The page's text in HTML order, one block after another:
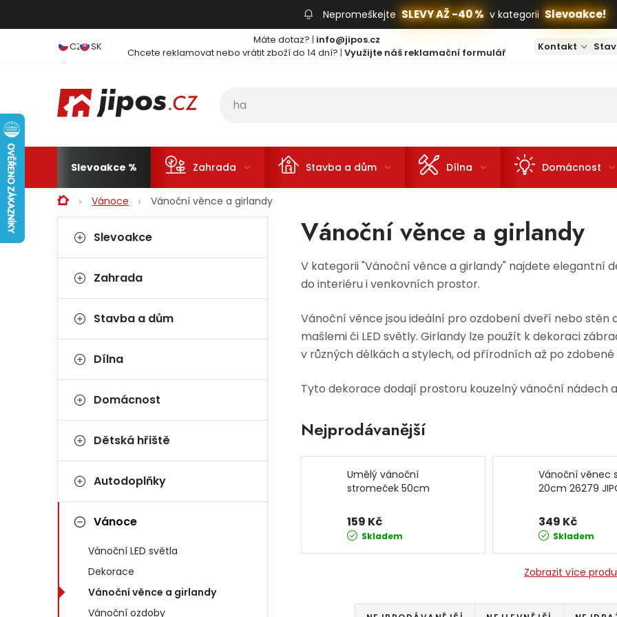
Nepromeškejte SLEVY AŽ -40 % v kategorii Slevoakce!
CZ SK Máte dotaz? | info@jipos.cz
Chcete reklamovat nebo vrátit zboží do 14 dní? | Využijte náš reklamační formulář Kontakt
Slevoakce Zahrada Stavba a dům Dílna Domácnost
DomůVánoce Vánoční věnce a girlandy
Postranní panel
Kategorie
Slevoakce
Zahrada
Stavba a dům
Dílna
Domácnost
Dětská hřiště
Autodoplňky
Vánoce
Vánoční LED světla
Dekorace
Vánoční věnce a girlandy
Vánoční ozdoby
Vánoční věnce a girlandy
V kategorii "Vánoční věnce a girlandy" najdete elegantní
do interiéru i venkovních prostor.
Vánoční věnce jsou ideální pro ozdobení dveří nebo stěn
mašlemi či LED světly. Girlandy lze použít k dekoraci
v různých délkách a stylech, od přírodních až po
Tyto dekorace dodají prostoru kouzelný vánoční nádech
Nejprodávanější
Umělý vánoční
stromeček 50cm
159 Kč
Skladem
Vánoční věnec s
20cm 26279
349 Kč
Skladem
Zobrazit více